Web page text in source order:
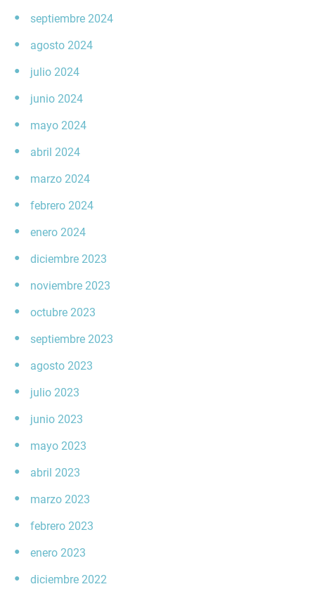
septiembre 2024
agosto 2024
julio 2024
junio 2024
mayo 2024
abril 2024
marzo 2024
febrero 2024
enero 2024
diciembre 2023
noviembre 2023
octubre 2023
septiembre 2023
agosto 2023
julio 2023
junio 2023
mayo 2023
abril 2023
marzo 2023
febrero 2023
enero 2023
diciembre 2022